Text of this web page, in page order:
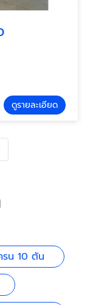
ดูรายละเอียด
รน 10 ตัน